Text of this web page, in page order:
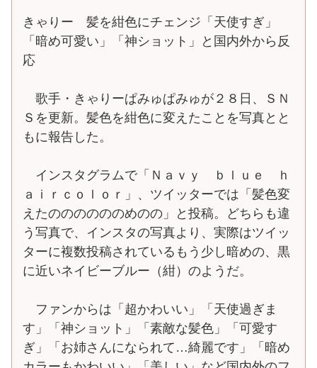
きゃりー 髪を紺色にチェンジ「天使すぎ」
「暗め可愛い」「神ショット」と国内外から反
応
歌手・きゃりーぱみゅぱみゅが２８日、ＳＮ
Ｓを更新。髪色を紺色に変えたことを写真とと
もに報告した。
インスタグラムで「Ｎａｖｙ ｂｌｕｅ ｈ
ａｉｒｃｏｌｏｒ」、ツイッターでは「髪色変
えたののののののめのの」と投稿。どちらも違
う写真で、インスタの写真より、実際はツイッ
ターに複数投稿されているもう少し暗めの、黒
に近いネイビーブルー（紺）のようだ。
ファンからは「超かわいい」「天使過ぎま
す」「神ショット」「素敵な髪色」「可愛す
ぎ」「お姉さんになられて…綺麗です」「暗め